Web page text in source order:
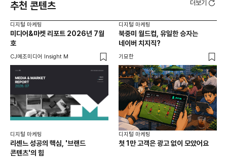
추천 콘텐츠 더보기
디지털 마케팅
미디어&마켓 리포트 2026년 7월
호
CJ메조미디어 Insight M
디지털 마케팅
북중미 월드컵, 유일한 승자는
네이버 치지직?
기묘한
디지털 마케팅
리센느 성공의 핵심, '브랜드
콘텐츠'의 힘
디지털 마케팅
첫 1만 고객은 광고 없이 모았어요